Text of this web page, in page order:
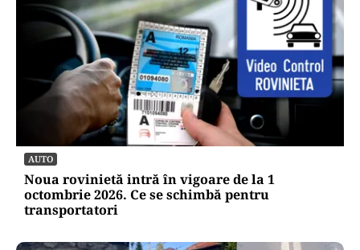
AUTO
Noua rovinietă intră în vigoare de la 1
octombrie 2026. Ce se schimbă pentru
transportatori